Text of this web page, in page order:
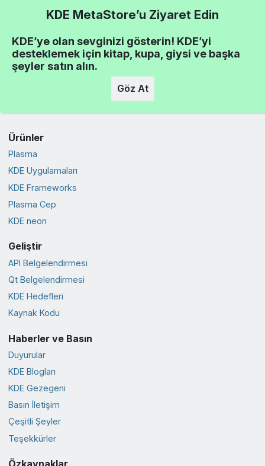
KDE MetaStore’u Ziyaret Edin
KDE’ye olan sevginizi gösterin! KDE’yi
desteklemek için kitap, kupa, giysi ve başka
şeyler satın alın.
Göz At
Ürünler
Plasma
KDE Uygulamaları
KDE Frameworks
Plasma Cep
KDE neon
Geliştir
API Belgelendirmesi
Qt Belgelendirmesi
KDE Hedefleri
Kaynak Kodu
Haberler ve Basın
Duyurular
KDE Blogları
KDE Gezegeni
Basın İletişim
Çeşitli Şeyler
Teşekkürler